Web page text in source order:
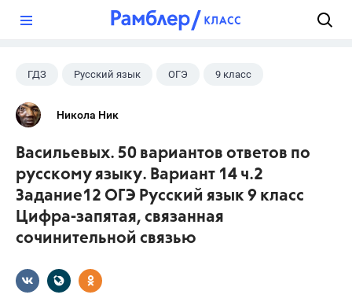
ГДЗ Русский язык ОГЭ 9 класс
+1
Никола Ник
Васильевых. 50 вариантов ответов по
русскому языку. Вариант 14 ч.2
Задание12 ОГЭ Русский язык 9 класс
Цифра-запятая, связанная
сочинительной связью